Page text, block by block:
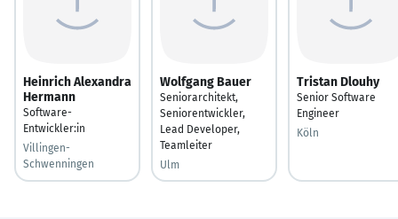
Heinrich Alexandra
Hermann
Software-
Entwickler:in
Villingen-
Schwenningen
Wolfgang Bauer
Seniorarchitekt,
Seniorentwickler,
Lead Developer,
Teamleiter
Ulm
Tristan Dlouhy
Senior Software
Engineer
Köln